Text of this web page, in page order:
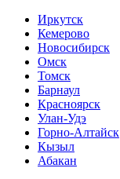
Иркутск
Кемерово
Новосибирск
Омск
Томск
Барнаул
Красноярск
Улан-Удэ
Горно-Алтайск
Кызыл
Абакан